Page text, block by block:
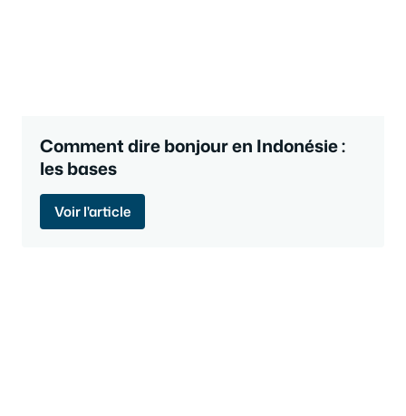
Comment dire bonjour en Indonésie :
les bases
Voir l'article